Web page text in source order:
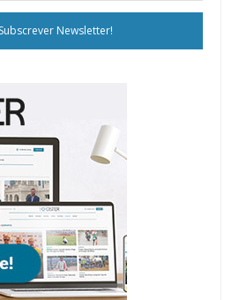
Subscrever Newsletter!